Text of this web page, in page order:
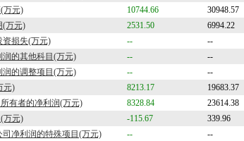
万元)
10744.66 30948.57
(万元)
2531.50 6994.22
资损失(万元)
-- --
润的其他科目(万元)
-- --
润的调整项目(万元)
-- --
元)
8213.17 19683.37
有者的净利润(万元)
8328.84 23614.38
万元)
-115.67 339.96
司净利润的特殊项目(万元)
-- --